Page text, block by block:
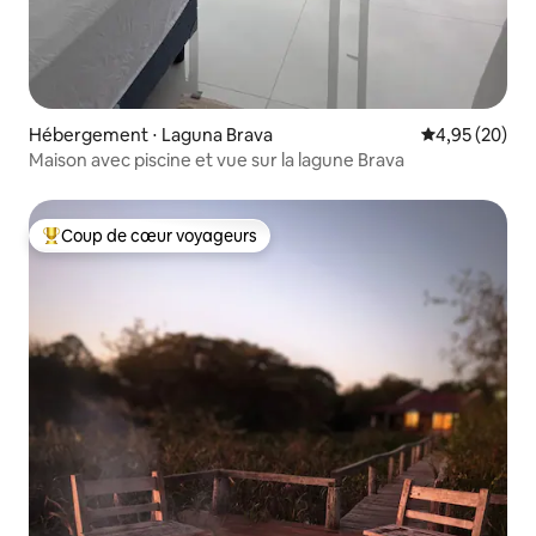
Hébergement ⋅ Laguna Brava Évaluation
4,95 (20)
Maison avec piscine et vue sur la lagune Brava
Coups de cœur voyageurs les plus appréciés
Coup de cœur voyageurs